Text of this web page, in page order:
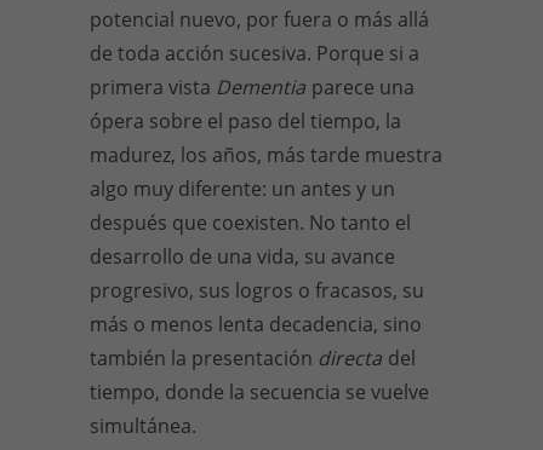
potencial nuevo, por fuera o más allá
de toda acción sucesiva. Porque si a
primera vista Dementia parece una
ópera sobre el paso del tiempo, la
madurez, los años, más tarde muestra
algo muy diferente: un antes y un
después que coexisten. No tanto el
desarrollo de una vida, su avance
progresivo, sus logros o fracasos, su
más o menos lenta decadencia, sino
también la presentación directa del
tiempo, donde la secuencia se vuelve
simultánea.